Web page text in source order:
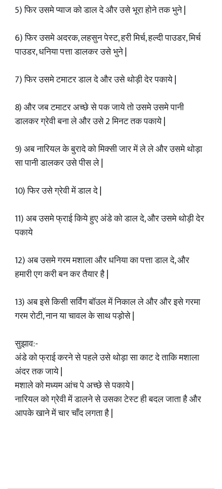
5) फिर उसमे प्याज को डाल दे और उसे भूरा होने तक भुने |
6) फिर उसमे अदरक, लहसुन पेस्ट, हरी मिर्च, हल्दी पाउडर, मिर्च
पाउडर, धनिया पत्ता डालकर उसे भुने |
7) फिर उसमे टमाटर डाल दे और उसे थोड़ी देर पकाये |
8) और जब टमाटर अच्छे से पक जाये तो उसमे उसमे पानी
डालकर ग्रेवी बना ले और उसे 2 मिनट तक पकाये |
9) अब नारियल के बुरादे को मिक्सी जार में ले ले और उसमे थोड़ा
सा पानी डालकर उसे पीस ले |
10) फिर उसे ग्रेवी में डाल दे |
11) अब उसमे फ्राई किये हुए अंडे को डाल दे, और उसमे थोड़ी देर
पकाये
12) अब उसमे गरम मशाला और धनिया का पत्ता डाल दे, और
हमारी एग करी बन कर तैयार है |
13) अब इसे किसी सर्विंग बॉउल में निकाल ले और और इसे गरमा
गरम रोटी, नान या चावल के साथ पड़ोसे |
सुझाव:-
अंडे को फ्राई करने से पहले उसे थोड़ा सा काट दे ताकि मशाला
अंदर तक जाये |
मशाले को मध्यम आंच पे अच्छे से पकाये |
नारियल को ग्रेवी में डालने से उसका टेस्ट ही बदल जाता है और
आपके खाने में चार चाँद लगता है |